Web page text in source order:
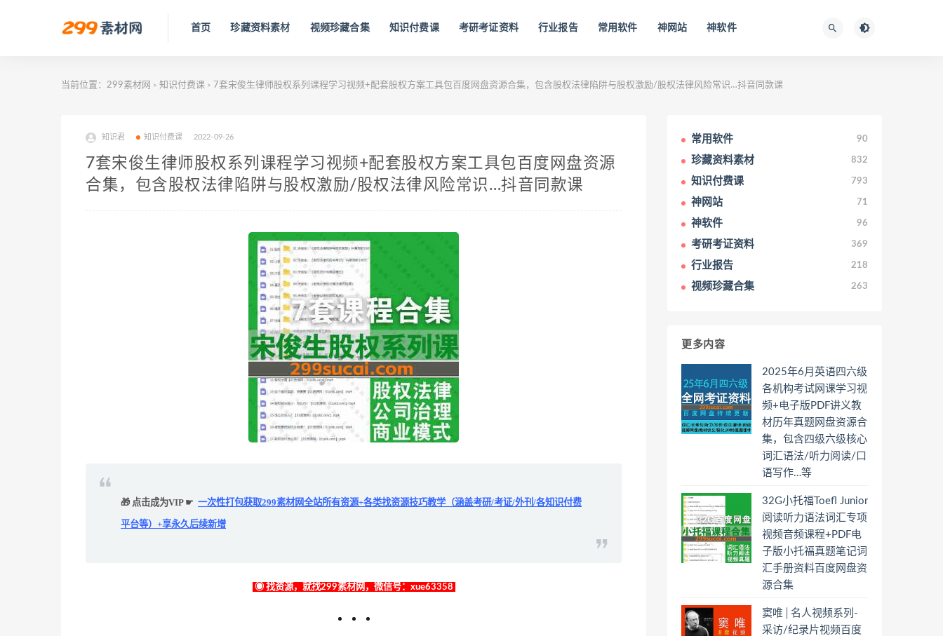
首页 珍藏资料素材 视频珍藏合集 知识付费课 考研考证资料 行业报告 常用软件 神网站 神软件
当前位置： 299素材网 > 知识付费课 > 7套宋俊生律师股权系列课程学习视频+配套股权方案工具包百度网盘资源合集，包含股权法律陷阱与股权激励/股权法律风险常识…抖音同款课
知识君 知识付费课 2022-09-26
7套宋俊生律师股权系列课程学习视频+配套股权方案工具包百度网盘资源
合集，包含股权法律陷阱与股权激励/股权法律风险常识…抖音同款课
🎁 点击成为VIP ☛ 一次性打包获取299素材网全站所有资源+各类找资源技巧教学（涵盖考研/考证/外刊/各知识付费
平台等）+享永久后续新增
◉ 找资源，就找299素材网，微信号：xue63358
常用软件 90
珍藏资料素材 832
知识付费课 793
神网站 71
神软件 96
考研考证资料 369
行业报告 218
视频珍藏合集 263
更多内容
2025年6月英语四六级
各机构考试网课学习视
频+电子版PDF讲义教
材历年真题网盘资源合
集，包含四级六级核心
词汇语法/听力阅读/口
语写作…等
32G小托福Toefl Junior
阅读听力语法词汇专项
视频音频课程+PDF电
子版小托福真题笔记词
汇手册资料百度网盘资
源合集
窦唯│名人视频系列-
采访/纪录片视频百度